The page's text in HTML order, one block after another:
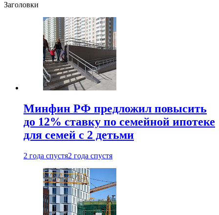
Заголовки
Минфин РФ предложил повысить
до 12% ставку по семейной ипотеке
для семей с 2 детьми
2 года спустя2 года спустя